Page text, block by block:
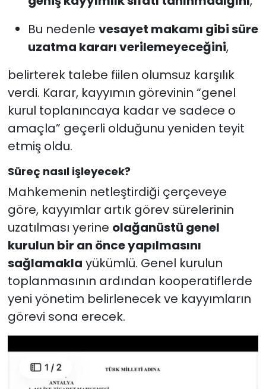
Bu nedenle vesayet makamı gibi süre
uzatma kararı verilemeyeceğini,
belirterek talebe fiilen olumsuz karşılık
verdi. Karar, kayyımın görevinin “genel
kurul toplanıncaya kadar ve sadece o
amaçla” geçerli olduğunu yeniden teyit
etmiş oldu.
Süreç nasıl işleyecek?
Mahkemenin netleştirdiği çerçeveye
göre, kayyımlar artık görev sürelerinin
uzatılması yerine olağanüstü genel
kurulun bir an önce yapılmasını
sağlamakla yükümlü. Genel kurulun
toplanmasının ardından kooperatiflerde
yeni yönetim belirlenecek ve kayyımların
görevi sona erecek.